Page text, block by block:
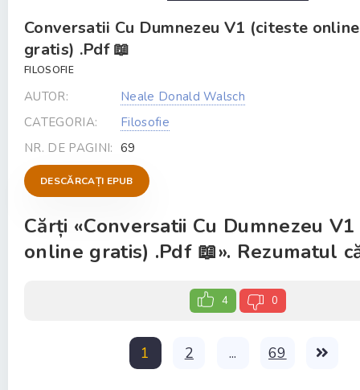
Conversatii Cu Dumnezeu V1 (citeste online
gratis) .Pdf 📖
FILOSOFIE
AUTOR:
Neale Donald Walsch
CATEGORIA:
Filosofie
NR. DE PAGINI: 69
DESCĂRCAȚI EPUB
Cărți «Conversatii Cu Dumnezeu
online gratis) .Pdf 📖». Rezumatul
4 0
1 2 ... 69